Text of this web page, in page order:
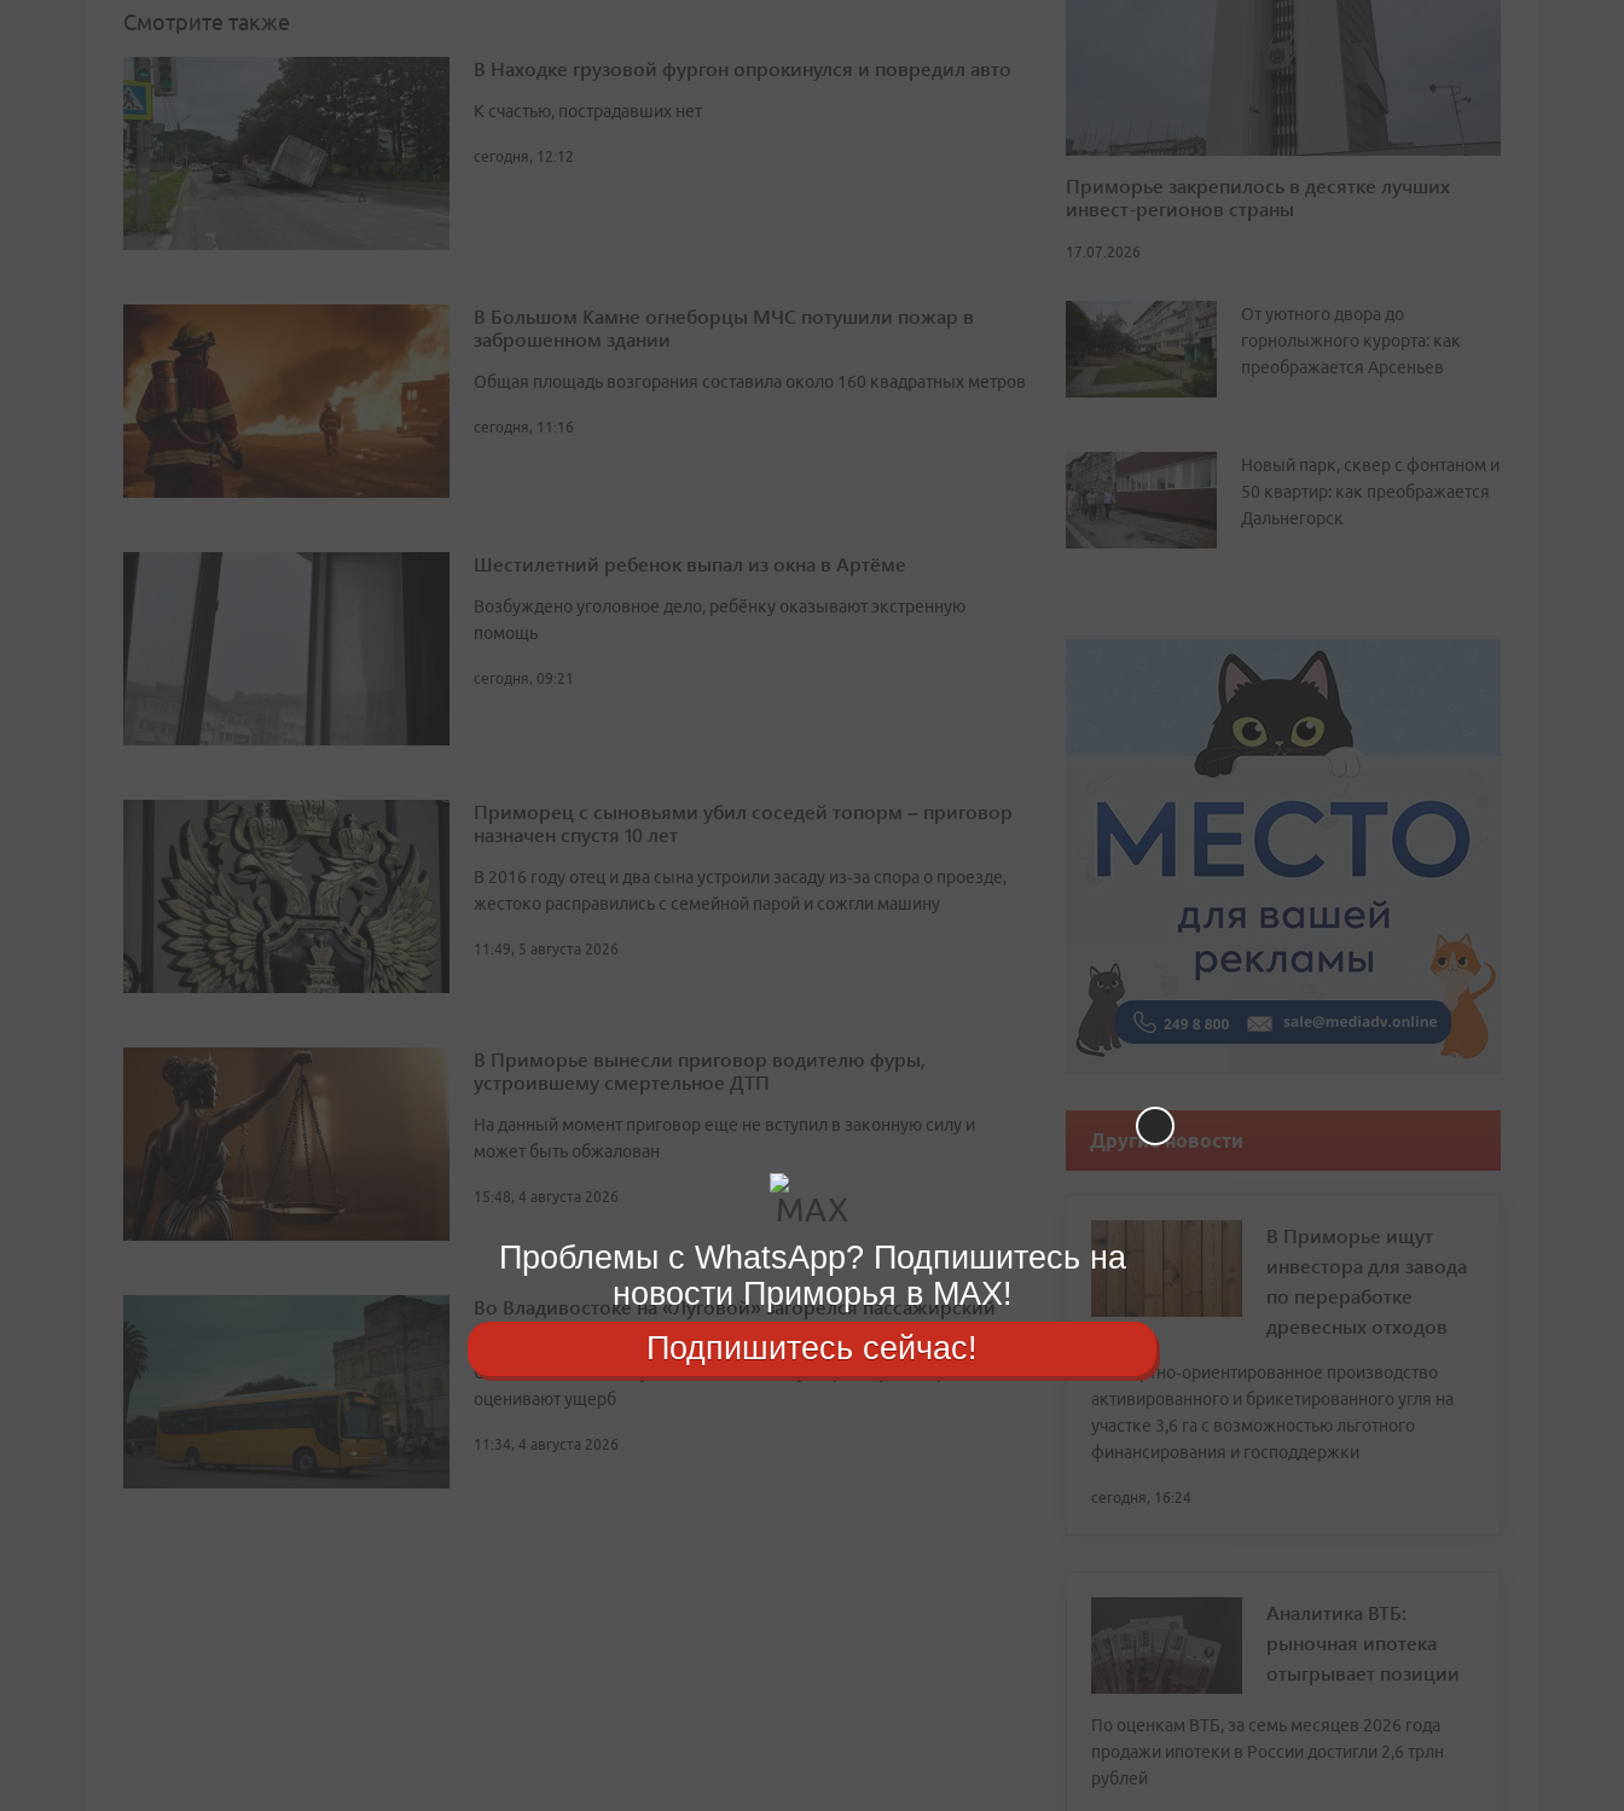
Смотрите также
В Находке грузовой фургон опрокинулся и повредил авто
К счастью, пострадавших нет
сегодня, 12:12
В Большом Камне огнеборцы МЧС потушили пожар в
заброшенном здании
Общая площадь возгорания составила около 160 квадратных метров
сегодня, 11:16
Шестилетний ребенок выпал из окна в Артёме
Возбуждено уголовное дело, ребёнку оказывают экстренную
помощь
сегодня, 09:21
Приморец с сыновьями убил соседей топорм – приговор
назначен спустя 10 лет
В 2016 году отец и два сына устроили засаду из‑за спора о проезде,
жестоко расправились с семейной парой и сожгли машину
11:49, 5 августа 2026
В Приморье вынесли приговор водителю фуры,
устроившему смертельное ДТП
На данный момент приговор еще не вступил в законную силу и
может быть обжалован
15:48, 4 августа 2026
Во Владивостоке на «Луговой» загорелся пассажирский
автобус
Сейчас специалисты устанавливают точную причину возгорания и
оценивают ущерб
11:34, 4 августа 2026
Приморье закрепилось в десятке лучших
инвест-регионов страны
17.07.2026
От уютного двора до
горнолыжного курорта: как
преображается Арсеньев
Новый парк, сквер с фонтаном и
50 квартир: как преображается
Дальнегорск
Другие новости
В Приморье ищут
инвестора для завода
по переработке
древесных отходов
Экспортно‑ориентированное производство
активированного и брикетированного угля на
участке 3,6 га с возможностью льготного
финансирования и господдержки
сегодня, 16:24
Аналитика ВТБ:
рыночная ипотека
отыгрывает позиции
По оценкам ВТБ, за семь месяцев 2026 года
продажи ипотеки в России достигли 2,6 трлн
рублей
Проблемы с WhatsApp? Подпишитесь на
новости Приморья в MAX!
Подпишитесь сейчас!